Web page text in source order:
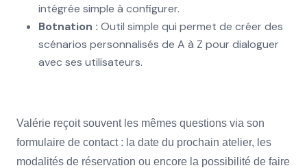
intégrée simple à configurer.
Botnation : Outil simple qui permet de créer des
scénarios personnalisés de A à Z pour dialoguer
avec ses utilisateurs.
Valérie reçoit souvent les mêmes questions via son
formulaire de contact : la date du prochain atelier, les
modalités de réservation ou encore la possibilité de faire